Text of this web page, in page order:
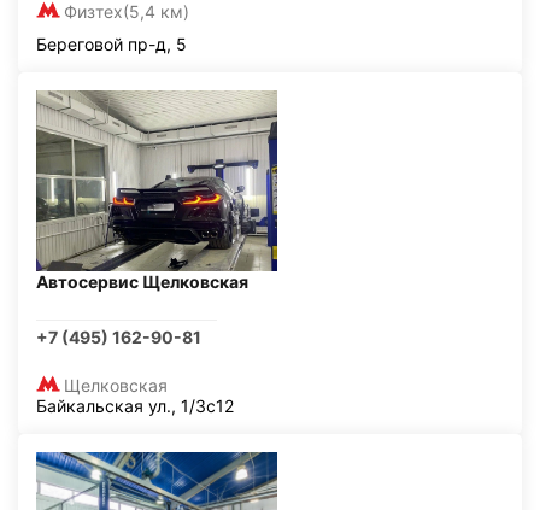
Физтех(5,4 км)
Береговой пр-д, 5
Автосервис Щелковская
+7 (495) 162-90-81
Щелковская
Байкальская ул., 1/3с12